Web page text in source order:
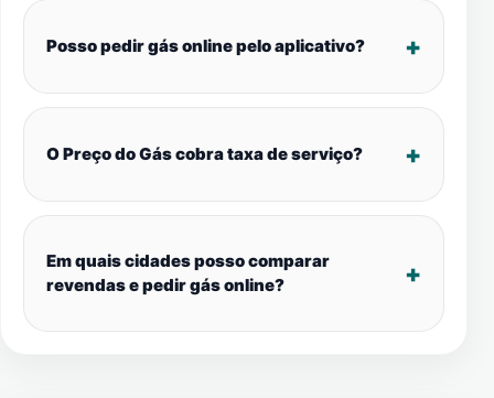
Posso pedir gás online pelo aplicativo?
O Preço do Gás cobra taxa de serviço?
Em quais cidades posso comparar
revendas e pedir gás online?